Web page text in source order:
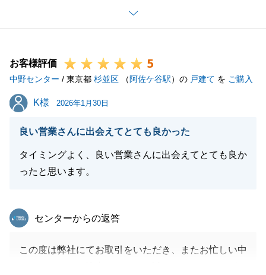
今回のご売却にあたりましては、N様の多大なるご協
力があったからこそ、滞りなくお引渡しまで進むこと
ます。
お住まいのことで何かお困りごとがございましたら、
いつでもお気軽にご相談ください。
今後とも末永いお付き合いのほど、よろしくお願い申
し上げます。
お客様評価 5
中野センター / 東京都 杉並区 （ 阿佐ケ谷駅）の 戸建て を ご購入
K様
K様 2026年1月30日
良い営業さんに出会えてとても良かった
タイミングよく、良い営業さんに出会えてとても良か
ったと思います。
東急リバブル
センターからの返答
この度は弊社にてお取引をいただき、またお忙しい中